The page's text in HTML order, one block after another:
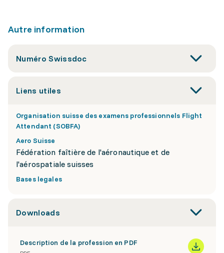
Autre information
Numéro Swissdoc
Liens utiles
Organisation suisse des examens professionnels Flight
Attendant (SOBFA)
Aero Suisse
Fédération faîtière de l'aéronautique et de
l'aérospatiale suisses
Bases legales
Downloads
Description de la profession en PDF